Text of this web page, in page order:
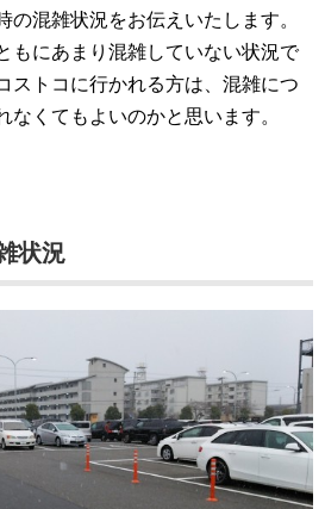
の混雑状況をお伝えいたします。
もにあまり混雑していない状況で
ストコに行かれる方は、混雑につ
なくてもよいのかと思います。
状況